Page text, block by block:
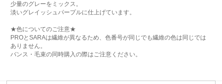
少量のグレーをミックス。
淡いグレイッシュパープルに仕上げています。
★色についてのご注意★
PROとSARAは繊維が異なるため、色番号が同じでも繊維の色は同じでは
ありません。
バンス・毛束の同時購入の際はご注意ください。